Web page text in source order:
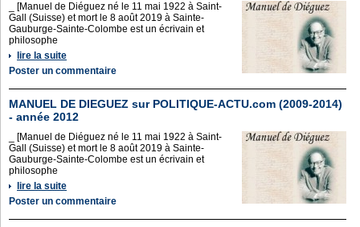
_ [Manuel de Diéguez né le 11 mai 1922 à Saint-
Gall (Suisse) et mort le 8 août 2019 à Sainte-
Gauburge-Sainte-Colombe est un écrivain et
philosophe
lire la suite
Poster un commentaire
MANUEL DE DIEGUEZ sur POLITIQUE-ACTU.com (2009-2014)
- année 2012
_ [Manuel de Diéguez né le 11 mai 1922 à Saint-
Gall (Suisse) et mort le 8 août 2019 à Sainte-
Gauburge-Sainte-Colombe est un écrivain et
philosophe
lire la suite
Poster un commentaire